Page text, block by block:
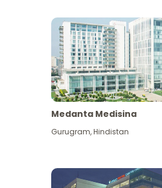
Medanta Medisina
Gurugram,Hindistan